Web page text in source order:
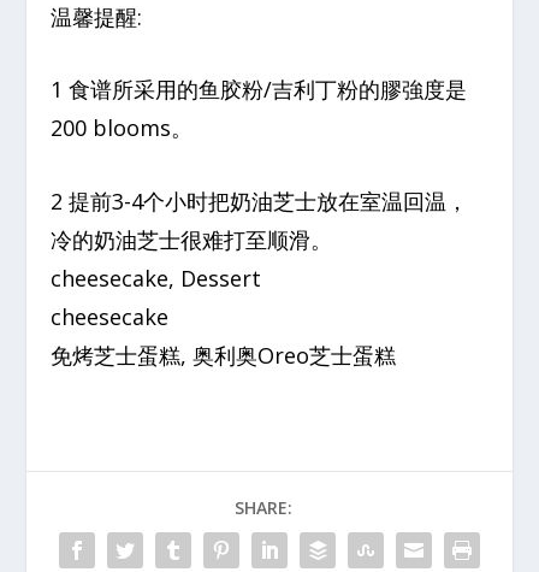
温馨提醒:
1 食谱所采用的鱼胶粉/吉利丁粉的膠強度是
200 blooms。
2 提前3-4个小时把奶油芝士放在室温回温，
冷的奶油芝士很难打至顺滑。
cheesecake, Dessert
cheesecake
免烤芝士蛋糕, 奥利奥Oreo芝士蛋糕
SHARE: